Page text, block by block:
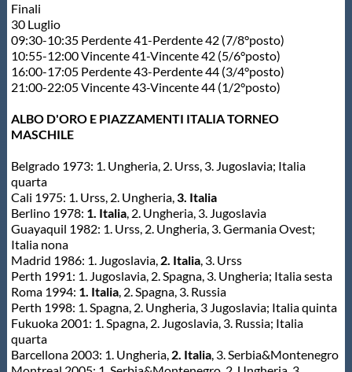
Finali
30 Luglio
09:30-10:35 Perdente 41-Perdente 42 (7/8°posto)
10:55-12:00 Vincente 41-Vincente 42 (5/6°posto)
16:00-17:05 Perdente 43-Perdente 44 (3/4°posto)
21:00-22:05 Vincente 43-Vincente 44 (1/2°posto)
ALBO D'ORO E PIAZZAMENTI ITALIA TORNEO
MASCHILE
Belgrado 1973: 1. Ungheria, 2. Urss, 3. Jugoslavia; Italia
quarta
Cali 1975: 1. Urss, 2. Ungheria,3. Italia
Berlino 1978: 1. Italia, 2. Ungheria, 3. Jugoslavia
Guayaquil 1982: 1. Urss, 2. Ungheria, 3. Germania Ovest;
Italia nona
Madrid 1986: 1. Jugoslavia, 2. Italia, 3. Urss
Perth 1991: 1. Jugoslavia, 2. Spagna, 3. Ungheria; Italia sesta
Roma 1994: 1. Italia, 2. Spagna, 3. Russia
Perth 1998: 1. Spagna, 2. Ungheria, 3 Jugoslavia; Italia quinta
Fukuoka 2001: 1. Spagna, 2. Jugoslavia, 3. Russia; Italia
quarta
Barcellona 2003: 1. Ungheria, 2. Italia, 3. Serbia&Montenegro